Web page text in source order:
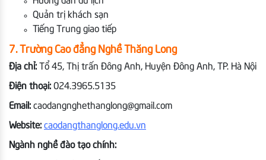
Quản trị khách sạn
Tiếng Trung giao tiếp
7. Trường Cao đẳng Nghề Thăng Long
Địa chỉ: Tổ 45, Thị trấn Đông Anh, Huyện Đông Anh, TP. Hà Nội
Điện thoại: 024.3965.5135
Email: caodangnghethanglong@gmail.com
Website: caodangthanglong.edu.vn
Ngành nghề đào tạo chính: